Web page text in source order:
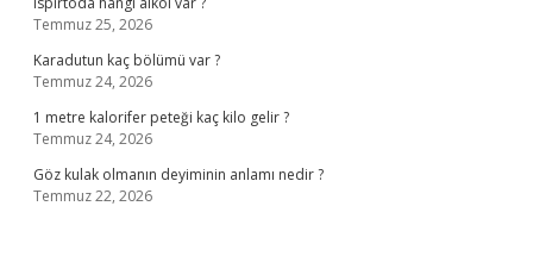
Temmuz 25, 2026
Karadutun kaç bölümü var ?
Temmuz 24, 2026
1 metre kalorifer peteği kaç kilo gelir ?
Temmuz 24, 2026
Göz kulak olmanın deyiminin anlamı nedir ?
Temmuz 22, 2026